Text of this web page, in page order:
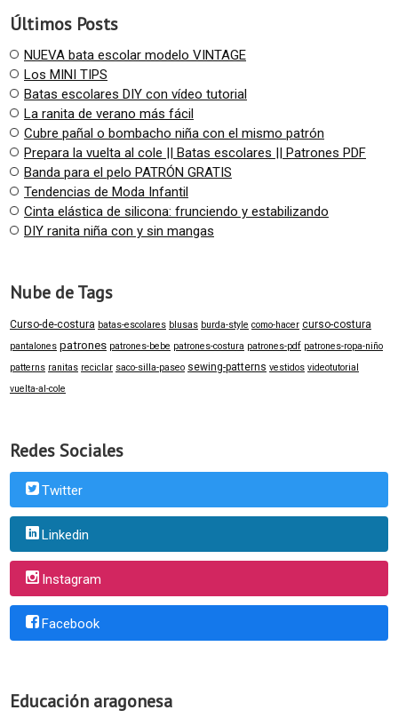
Últimos Posts
NUEVA bata escolar modelo VINTAGE
Los MINI TIPS
Batas escolares DIY con vídeo tutorial
La ranita de verano más fácil
Cubre pañal o bombacho niña con el mismo patrón
Prepara la vuelta al cole || Batas escolares || Patrones PDF
Banda para el pelo PATRÓN GRATIS
Tendencias de Moda Infantil
Cinta elástica de silicona: frunciendo y estabilizando
DIY ranita niña con y sin mangas
Nube de Tags
Curso-de-costura batas-escolares blusas burda-style como-hacer curso-costura
pantalones patrones patrones-bebe patrones-costura patrones-pdf patrones-ropa-niño
patterns ranitas reciclar saco-silla-paseo sewing-patterns vestidos videotutorial
vuelta-al-cole
Redes Sociales
Twitter
Linkedin
Instagram
Facebook
Educación aragonesa